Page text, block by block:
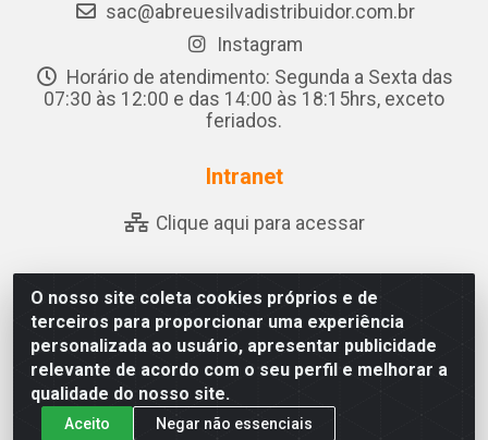
O nosso site coleta cookies próprios e de
terceiros para proporcionar uma experiência
personalizada ao usuário, apresentar publicidade
relevante de acordo com o seu perfil e melhorar a
qualidade do nosso site.
Aceito Negar não essenciais
sac@abreuesilvadistribuidor.com.br
Instagram
Horário de atendimento: Segunda a Sexta das
07:30 às 12:00 e das 14:00 às 18:15hrs, exceto
feriados.
Intranet
Clique aqui para acessar
Abreu & Silva - Rua Padre Jose de Souza Leite, 265 - Ariado,
Olho D'Água das Flores/AL - CEP 57.442-000 - CNPJ
04.790.656/0001-06